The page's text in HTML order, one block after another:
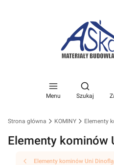
Menu
Otwórz
Szukaj
Strona główna KOMINY Elementy
Elementy kominów
Elementy kominów Uni